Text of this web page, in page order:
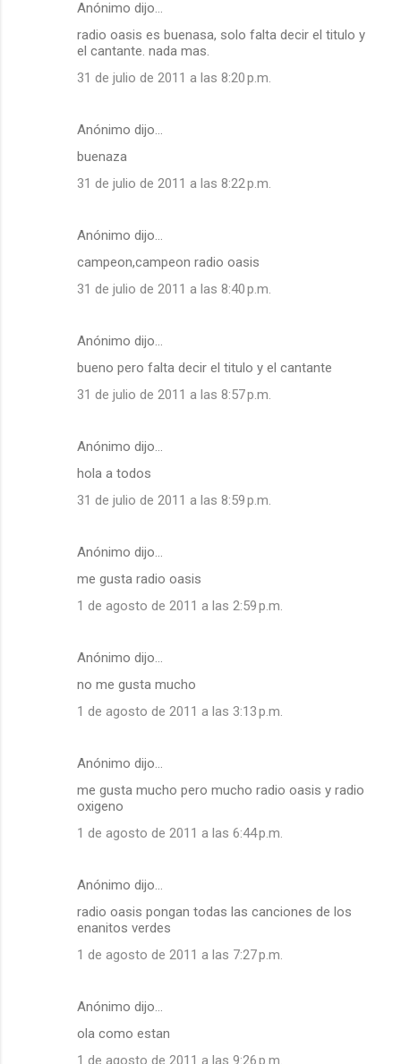
Anónimo dijo…
radio oasis es buenasa, solo falta decir el titulo y
el cantante. nada mas.
31 de julio de 2011 a las 8:20 p.m.
Anónimo dijo…
buenaza
31 de julio de 2011 a las 8:22 p.m.
Anónimo dijo…
campeon,campeon radio oasis
31 de julio de 2011 a las 8:40 p.m.
Anónimo dijo…
bueno pero falta decir el titulo y el cantante
31 de julio de 2011 a las 8:57 p.m.
Anónimo dijo…
hola a todos
31 de julio de 2011 a las 8:59 p.m.
Anónimo dijo…
me gusta radio oasis
1 de agosto de 2011 a las 2:59 p.m.
Anónimo dijo…
no me gusta mucho
1 de agosto de 2011 a las 3:13 p.m.
Anónimo dijo…
me gusta mucho pero mucho radio oasis y radio
oxigeno
1 de agosto de 2011 a las 6:44 p.m.
Anónimo dijo…
radio oasis pongan todas las canciones de los
enanitos verdes
1 de agosto de 2011 a las 7:27 p.m.
Anónimo dijo…
ola como estan